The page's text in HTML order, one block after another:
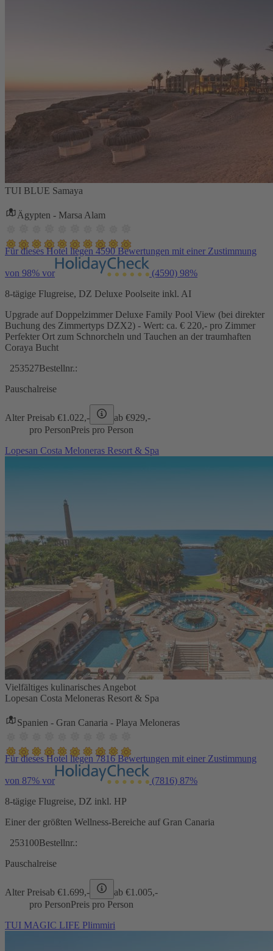
TUI BLUE Samaya
Ägypten - Marsa Alam
Für dieses Hotel liegen 4590 Bewertungen mit einer Zustimmung
von 98% vor (4590) 98%
8-tägige Flugreise, DZ Deluxe Poolseite inkl. AI
Upgrade auf Doppelzimmer Deluxe Family Pool View (bei direkter
Buchung des Zimmertyps DZX2) - Wert: ca. € 220,- pro Zimmer
Perfekter Ort zum Schnorcheln und Tauchen an der traumhaften
Coraya Bucht
253527Bestellnr.:
Pauschalreise
Alter Preisab €1.022,- ab €929,-
pro PersonPreis pro Person
Lopesan Costa Meloneras Resort & Spa
Vielfältiges kulinarisches Angebot
Lopesan Costa Meloneras Resort & Spa
Spanien - Gran Canaria - Playa Meloneras
Für dieses Hotel liegen 7816 Bewertungen mit einer Zustimmung
von 87% vor (7816) 87%
8-tägige Flugreise, DZ inkl. HP
Einer der größten Wellness-Bereiche auf Gran Canaria
253100Bestellnr.:
Pauschalreise
Alter Preisab €1.699,- ab €1.005,-
pro PersonPreis pro Person
TUI MAGIC LIFE Plimmiri